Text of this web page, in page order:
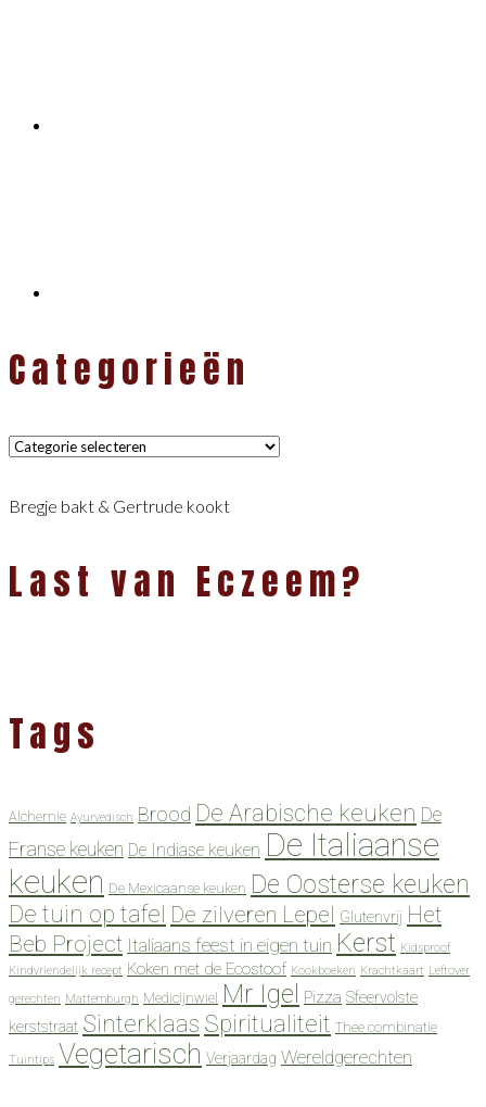
Categorieën
Categorieën
Bregje bakt & Gertrude kookt
Last van Eczeem?
Tags
Alchemie Ayurvedisch Brood De Arabische keuken De
Franse keuken De Indiase keuken De Italiaanse
keuken De Mexicaanse keuken De Oosterse keuken
De tuin op tafel De zilveren Lepel Glutenvrij Het
Beb Project Italiaans feest in eigen tuin Kerst Kidsproof
Kindvriendelijk recept Koken met de Ecostoof Kookboeken Krachtkaart Leftover
gerechten Mattemburgh Medicijnwiel Mr Igel Pizza Sfeervolste
kerststraat Sinterklaas Spiritualiteit Thee combinatie
Tuintips Vegetarisch Verjaardag Wereldgerechten